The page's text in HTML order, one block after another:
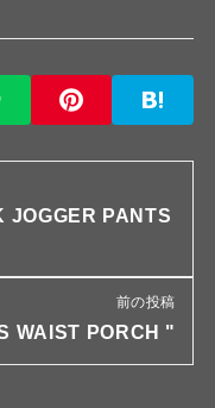
JOGGER PANTS
前の投稿
WAIST PORCH "